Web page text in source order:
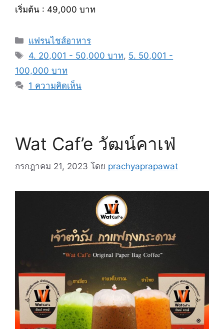
เริ่มต้น : 49,000 บาท
หมวด
หมู่
แฟรนไชส์อาหาร
แท็ก
4. 20,001 - 50,000 บาท, 5. 50,001 -
100,000 บาท
1 ความคิดเห็น
Wat Caf’e วัฒน์คาเฟ่
กรกฎาคม 21, 2023 โดย prachyaprapawat